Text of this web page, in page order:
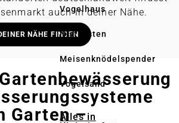
Vogelhaus
Nistkasten
Meisenknödelspender
Vogelsand
Alles in
auch in deiner Nähe.
stationäre Märkte
Wunschmarkt
vor Ort
– regional abholen
NÄHE FINDEN
Garten –